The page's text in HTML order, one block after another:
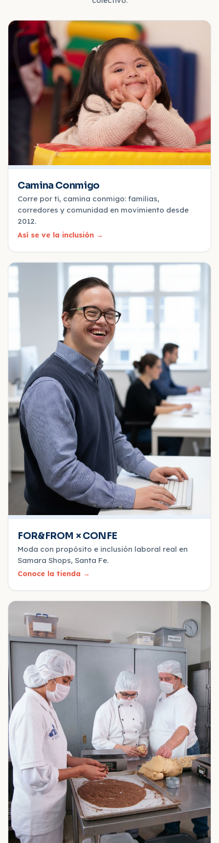
Camina Conmigo
Corre por ti, camina conmigo: familias,
corredores y comunidad en movimiento desde
2012.
Así se ve la inclusión →
FOR&FROM × CONFE
Moda con propósito e inclusión laboral real en
Samara Shops, Santa Fe.
Conoce la tienda →